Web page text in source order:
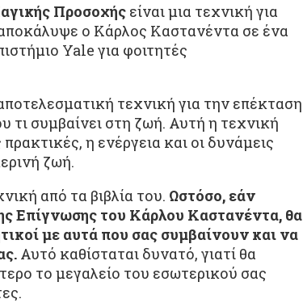
Προσοχής είναι μια τεχνική για
ο Κάρλος Καστανέντα σε ένα
Yale για φοιτητές
τεχνική για την επέκταση
συμβαίνει στη ζωή. Αυτή η τεχνική
η ενέργεια και οι δυνάμεις
ζωή.
από τα βιβλία του. Ωστόσο, εάν
Επίγνωσης του Κάρλου Καστανέντα, θα
με αυτά που σας συμβαίνουν και να
Αυτό καθίσταται δυνατό, γιατί θα
το μεγαλείο του εσωτερικού σας